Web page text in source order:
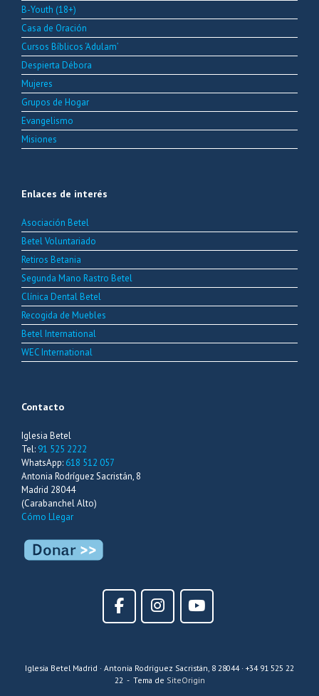
B-Youth (18+)
Casa de Oración
Cursos Bíblicos ‘Adulam’
Despierta Débora
Mujeres
Grupos de Hogar
Evangelismo
Misiones
Enlaces de interés
Asociación Betel
Betel Voluntariado
Retiros Betania
Segunda Mano Rastro Betel
Clínica Dental Betel
Recogida de Muebles
Betel International
WEC International
Contacto
Iglesia Betel
Tel: 91 525 2222
WhatsApp: 618 512 057
Antonia Rodríguez Sacristán, 8
Madrid 28044
(Carabanchel Alto)
Cómo Llegar
Iglesia Betel Madrid · Antonia Rodríguez Sacristán, 8 28044 · +34 91 525 22
22
Tema de SiteOrigin